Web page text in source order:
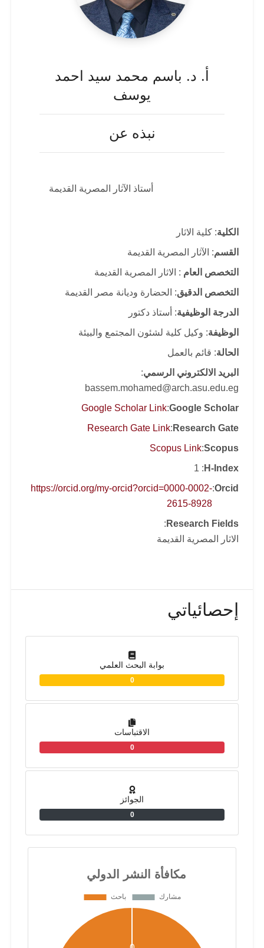
أ. د. باسم محمد سيد احمد
يوسف
نبذه عن
أستاذ الآثار المصرية القديمة
الكلية: كلية الاثار
القسم: الآثار المصرية القديمة
التخصص العام : الاثار المصرية القديمة
التخصص الدقيق: الحضارة وديانة مصر القديمة
الدرجة الوظيفية: أستاذ دكتور
الوظيفة: وكيل كلية لشئون المجتمع والبيئة
الحالة: قائم بالعمل
البريد الالكتروني الرسمي:
bassem.mohamed@arch.asu.edu.eg
Google Scholar
:
Google Scholar Link
Research Gate
:
Research Gate Link
Scopus
:
Scopus Link
H-Index
: 1
Orcid
:
https://orcid.org/my-orcid?orcid=0000-0002-
2615-8928
Research Fields
:
الاثار المصرية القديمة
إحصائياتي
بوابة البحث العلمي
0
الاقتباسات
0
الجوائز
0